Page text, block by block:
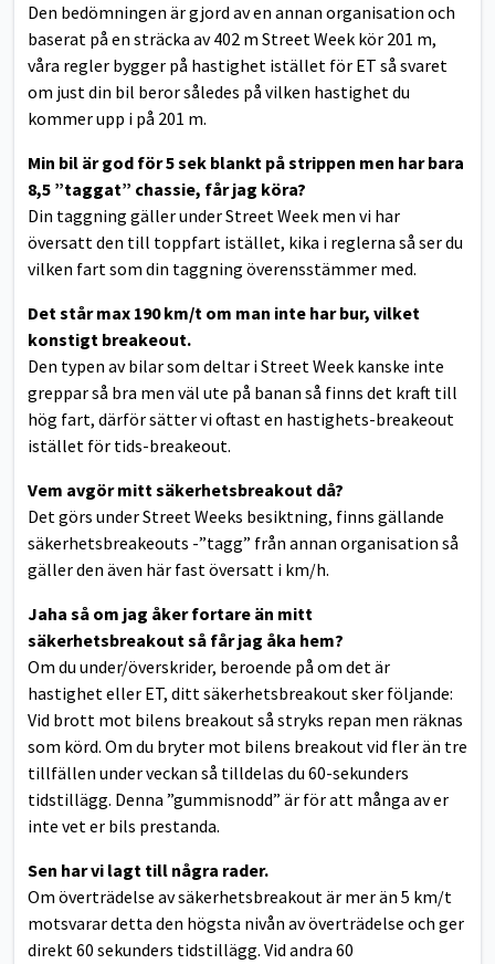
Den bedömningen är gjord av en annan organisation och
baserat på en sträcka av 402 m Street Week kör 201 m,
våra regler bygger på hastighet istället för ET så svaret
om just din bil beror således på vilken hastighet du
kommer upp i på 201 m.
Min bil är god för 5 sek blankt på strippen men har bara
8,5 ”taggat” chassie, får jag köra?
Din taggning gäller under Street Week men vi har
översatt den till toppfart istället, kika i reglerna så ser du
vilken fart som din taggning överensstämmer med.
Det står max 190 km/t om man inte har bur, vilket
konstigt breakeout.
Den typen av bilar som deltar i Street Week kanske inte
greppar så bra men väl ute på banan så finns det kraft till
hög fart, därför sätter vi oftast en hastighets-breakeout
istället för tids-breakeout.
Vem avgör mitt säkerhetsbreakout då?
Det görs under Street Weeks besiktning, finns gällande
säkerhetsbreakeouts -”tagg” från annan organisation så
gäller den även här fast översatt i km/h.
Jaha så om jag åker fortare än mitt
säkerhetsbreakout så får jag åka hem?
Om du under/överskrider, beroende på om det är
hastighet eller ET, ditt säkerhetsbreakout sker följande:
Vid brott mot bilens breakout så stryks repan men räknas
som körd. Om du bryter mot bilens breakout vid fler än tre
tillfällen under veckan så tilldelas du 60-sekunders
tidstillägg. Denna ”gummisnodd” är för att många av er
inte vet er bils prestanda.
Sen har vi lagt till några rader.
Om överträdelse av säkerhetsbreakout är mer än 5 km/t
motsvarar detta den högsta nivån av överträdelse och ger
direkt 60 sekunders tidstillägg. Vid andra 60